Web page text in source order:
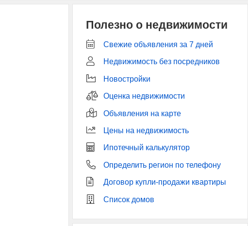
Полезно о недвижимости
Свежие объявления за 7 дней
Недвижимость без посредников
Новостройки
Оценка недвижимости
Объявления на карте
Цены на недвижимость
Ипотечный калькулятор
Определить регион по телефону
Договор купли-продажи квартиры
Список домов